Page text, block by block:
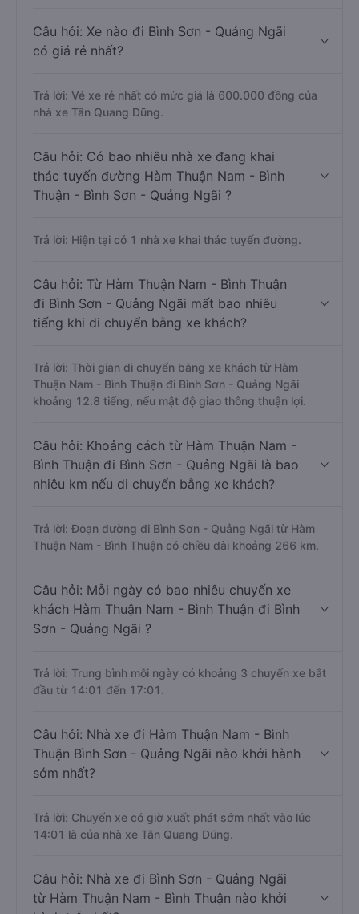
Câu hỏi: Xe nào đi Bình Sơn - Quảng Ngãi
có giá rẻ nhất?
Trả lời: Vé xe rẻ nhất có mức giá là 600.000 đồng của
nhà xe Tân Quang Dũng.
Câu hỏi: Có bao nhiêu nhà xe đang khai
thác tuyến đường Hàm Thuận Nam - Bình
Thuận - Bình Sơn - Quảng Ngãi ?
Trả lời: Hiện tại có 1 nhà xe khai thác tuyến đường.
Câu hỏi: Từ Hàm Thuận Nam - Bình Thuận
đi Bình Sơn - Quảng Ngãi mất bao nhiêu
tiếng khi di chuyển bằng xe khách?
Trả lời: Thời gian di chuyển bằng xe khách từ Hàm
Thuận Nam - Bình Thuận đi Bình Sơn - Quảng Ngãi
khoảng 12.8 tiếng, nếu mật độ giao thông thuận lợi.
Câu hỏi: Khoảng cách từ Hàm Thuận Nam -
Bình Thuận đi Bình Sơn - Quảng Ngãi là bao
nhiêu km nếu di chuyển bằng xe khách?
Trả lời: Đoạn đường đi Bình Sơn - Quảng Ngãi từ Hàm
Thuận Nam - Bình Thuận có chiều dài khoảng 266 km.
Câu hỏi: Mỗi ngày có bao nhiêu chuyến xe
khách Hàm Thuận Nam - Bình Thuận đi Bình
Sơn - Quảng Ngãi ?
Trả lời: Trung bình mỗi ngày có khoảng 3 chuyến xe bắt
đầu từ 14:01 đến 17:01.
Câu hỏi: Nhà xe đi Hàm Thuận Nam - Bình
Thuận Bình Sơn - Quảng Ngãi nào khởi hành
sớm nhất?
Trả lời: Chuyến xe có giờ xuất phát sớm nhất vào lúc
14:01 là của nhà xe Tân Quang Dũng.
Câu hỏi: Nhà xe đi Bình Sơn - Quảng Ngãi
từ Hàm Thuận Nam - Bình Thuận nào khởi